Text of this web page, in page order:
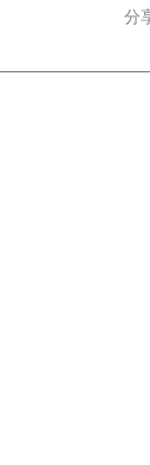
分